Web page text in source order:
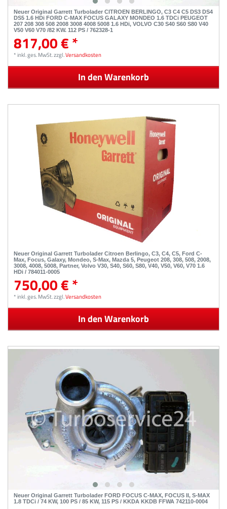
Neuer Original Garrett Turbolader CITROEN BERLINGO, C3 C4 C5 DS3 DS4
DS5 1.6 HDi FORD C-MAX FOCUS GALAXY MONDEO 1.6 TDCi PEUGEOT
207 208 308 508 2008 3008 4008 5008 1.6 HDi, VOLVO C30 S40 S60 S80 V40
V50 V60 V70 /82 KW, 112 PS / 762328-1
817,00 € *
*inkl. ges. MwSt.zzgl.Versandkosten
In den Warenkorb
Neuer Original Garrett Turbolader Citroen Berlingo, C3, C4, C5, Ford C-
Max, Focus, Galaxy, Mondeo, S-Max, Mazda 5, Peugeot 208, 308, 508, 2008,
3008, 4008, 5008, Partner, Volvo V30, S40, S60, S80, V40, V50, V60, V70 1.6
HDi / 784011-0005
750,00 € *
*inkl. ges. MwSt.zzgl.Versandkosten
In den Warenkorb
Neuer Original Garrett Turbolader FORD FOCUS C-MAX, FOCUS II, S-MAX
1.8 TDCi / 74 KW, 100 PS / 85 KW, 115 PS / KKDA KKDB FFWA 742110-0004